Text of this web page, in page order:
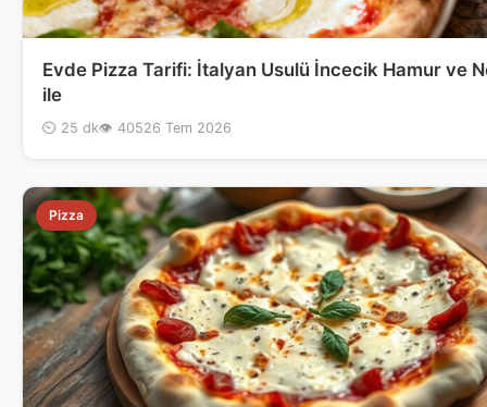
Evde Pizza Tarifi: İtalyan Usulü İncecik Hamur ve
ile
⏲ 25 dk👁 40526 Tem 2026
Pizza